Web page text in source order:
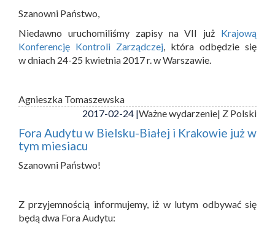
Szanowni Państwo,
Niedawno uruchomiliśmy zapisy na VII już Krajową
Konferencję Kontroli Zarządczej , która odbędzie się
w dniach 24-25 kwietnia 2017 r. w Warszawie.
Agnieszka Tomaszewska
2017-02-24 |Ważne wydarzenie| Z Polski
Fora Audytu w Bielsku-Białej i Krakowie już w
tym miesiacu
Szanowni Państwo!
Z przyjemnością informujemy, iż w lutym odbywać się
będą dwa Fora Audytu: